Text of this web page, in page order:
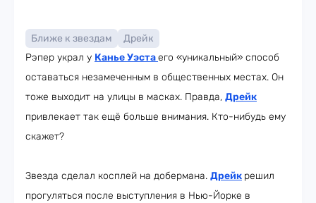
Ближе к звездам
Дрейк
Рэпер украл у Канье Уэстаего «уникальный» способ
оставаться незамеченным в общественных местах. Он
тоже выходит на улицы в масках. Правда, Дрейк
привлекает так ещё больше внимания. Кто-нибудь ему
скажет?
Звезда сделал косплей на добермана. Дрейк решил
прогуляться после выступления в Нью-Йорке в